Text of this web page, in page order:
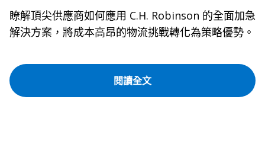
瞭解頂尖供應商如何應用 C.H. Robinson 的全面加急
解決方案，將成本高昂的物流挑戰轉化為策略優勢。
閱讀全文